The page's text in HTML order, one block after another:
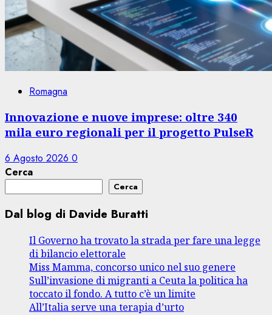
Romagna
Innovazione e nuove imprese: oltre 340
mila euro regionali per il progetto PulseR
6 Agosto 2026 0
Cerca
Cerca
Dal blog di Davide Buratti
Il Governo ha trovato la strada per fare una legge
di bilancio elettorale
Miss Mamma, concorso unico nel suo genere
Sull’invasione di migranti a Ceuta la politica ha
toccato il fondo. A tutto c’è un limite
All’Italia serve una terapia d’urto